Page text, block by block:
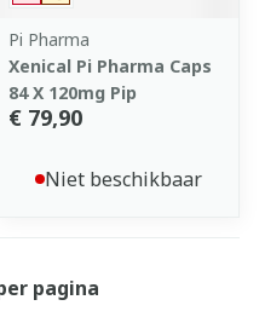
Pi Pharma
Xenical Pi Pharma Caps
84 X 120mg Pip
€ 79,90
Niet beschikbaar
pagina